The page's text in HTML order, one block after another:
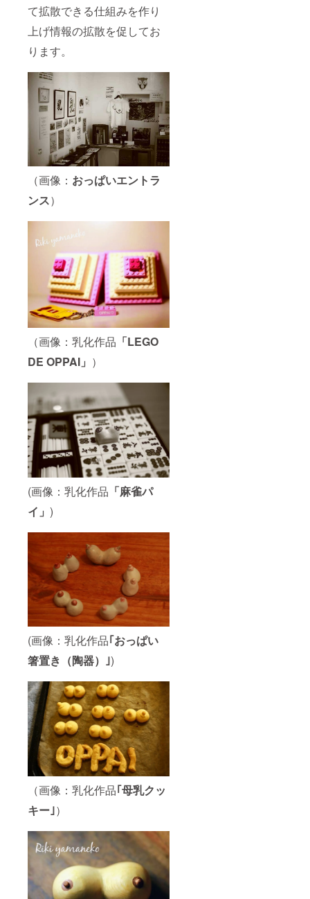
て拡散できる仕組みを作り
上げ情報の拡散を促してお
ります。
（画像： おっぱいエントラ
ンス）
（画像：乳化作品 「LEGO
DE OPPAI」 ）
(画像：乳化作品 「麻雀パ
イ」 )
(画像：乳化作品｢おっぱい
箸置き（陶器）｣)
（画像：乳化作品｢母乳クッ
キー｣）